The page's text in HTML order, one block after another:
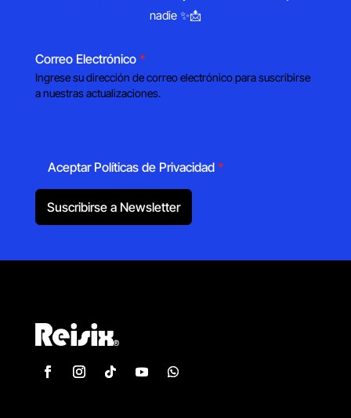
nadie ✨📩
Correo Electrónico *
Ingrese su dirección de correo electrónico para suscribirse
a nuestras actualizaciones.
Aceptar Políticas de Privacidad *
Suscribirse a Newsletter